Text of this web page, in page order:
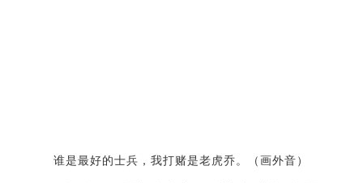
片，找到了本人，70年后在美国再次相遇的感人故